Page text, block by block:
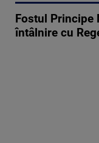
Fostul Principe
întâlnire cu